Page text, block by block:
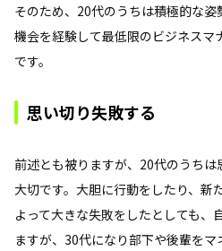
そのため、20代のうちは積極的な
機会を経験して最低限のビジネスマ
です。
思い切り失敗する
前述とも被りますが、20代のうち
大切です。大胆に行動をしたり、新
よって大きな失敗をしたとしても、
ますが、30代になり部下や後輩を